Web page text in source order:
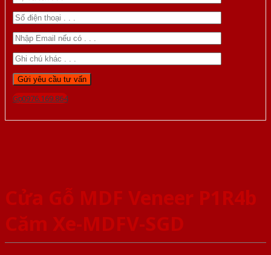
Gọi 0976.169.864
Cửa Gỗ MDF Veneer P1R4b
Căm Xe-MDFV-SGD